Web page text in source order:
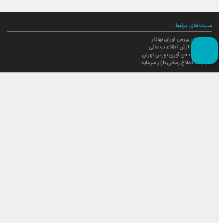
سایت‌های مرتبط
سازمان بورس اوراق بهادار
مرکز پردازش اطلاعات مالی
مدیریت فن آوری بورس تهران
پایگاه اطلاع رسانی بازار سرمایه